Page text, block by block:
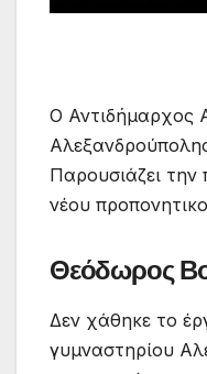
Ο Αντιδήμαρχος
Παρουσιάζει την
νέου
Θεόδωρος
Δεν χάθηκε το
γυμναστηρίου